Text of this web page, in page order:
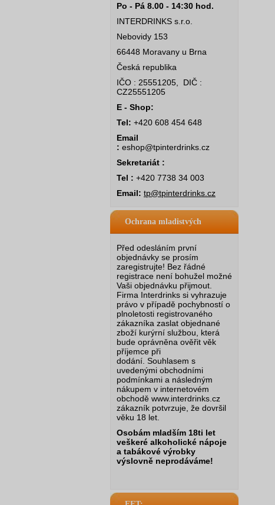
Po - Pá 8.00 - 14:30 hod.
INTERDRINKS s.r.o.
Nebovidy 153
66448 Moravany u Brna
Česká republika
IČO : 25551205, DIČ :
CZ25551205
E - Shop:
Tel: +420 608 454 648
Email
: eshop@tpinterdrinks.cz
Sekretariát :
Tel : +420 7738 34 003
Email: tp@tpinterdrinks.cz
Ochrana mladistvých
Před odesláním první
objednávky se prosím
zaregistrujte! Bez řádné
registrace není bohužel možné
Vaši objednávku přijmout.
Firma Interdrinks si vyhrazuje
právo v případě pochybností o
plnoletosti registrovaného
zákazníka zaslat objednané
zboží kurýrní službou, která
bude oprávněna ověřit věk
příjemce při
dodání. Souhlasem s
uvedenými obchodními
podmínkami a následným
nákupem v internetovém
obchodě www.interdrinks.cz
zákazník potvrzuje, že dovršil
věku 18 let.
Osobám mladším 18ti let
veškeré alkoholické nápoje
a tabákové výrobky
výslovně neprodáváme!